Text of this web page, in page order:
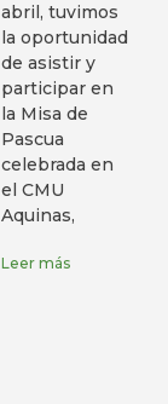
abril, tuvimos
la oportunidad
de asistir y
participar en
la Misa de
Pascua
celebrada en
el CMU
Aquinas,
Leer más